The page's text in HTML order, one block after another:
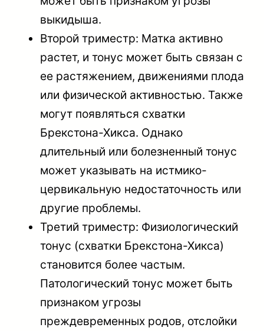
выкидыша.
Второй триместр: Матка активно
растет, и тонус может быть связан с
ее растяжением, движениями плода
или физической активностью. Также
могут появляться схватки
Брекстона-Хикса. Однако
длительный или болезненный тонус
может указывать на истмико-
цервикальную недостаточность или
другие проблемы.
Третий триместр: Физиологический
тонус (схватки Брекстона-Хикса)
становится более частым.
Патологический тонус может быть
признаком угрозы
преждевременных родов, отслойки